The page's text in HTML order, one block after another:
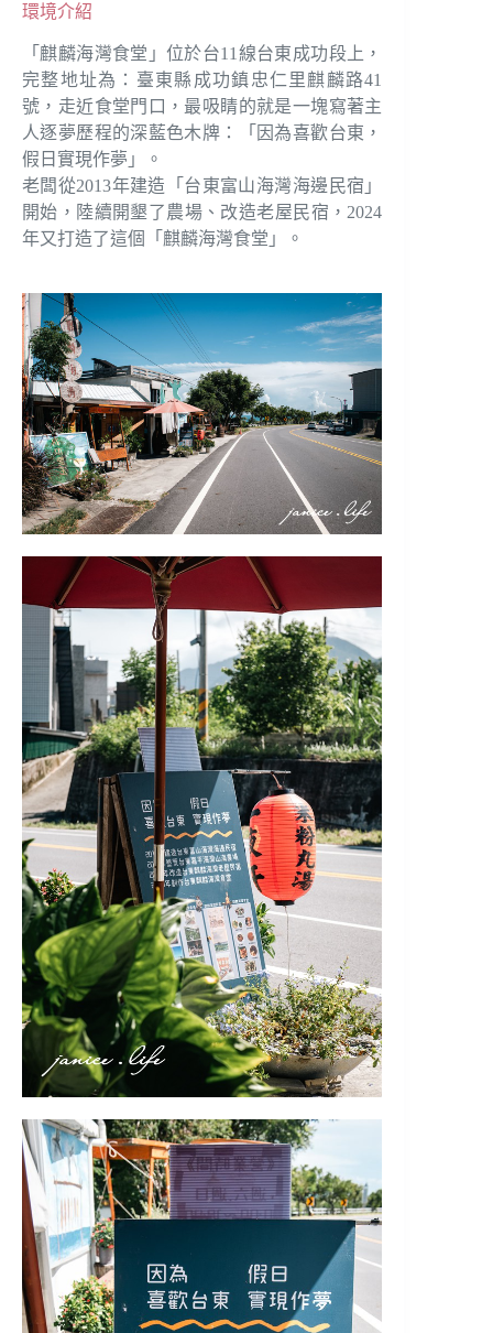
環境介紹
「麒麟海灣食堂」位於台11線台東成功段上，
完整地址為：臺東縣成功鎮忠仁里麒麟路41
號，走近食堂門口，最吸睛的就是一塊寫著主
人逐夢歷程的深藍色木牌：「因為喜歡台東，
假日實現作夢」。
老闆從2013年建造「台東富山海灣海邊民宿」
開始，陸續開墾了農場、改造老屋民宿，2024
年又打造了這個「麒麟海灣食堂」。